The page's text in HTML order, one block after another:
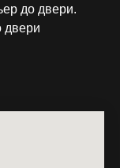
до двери.
двери